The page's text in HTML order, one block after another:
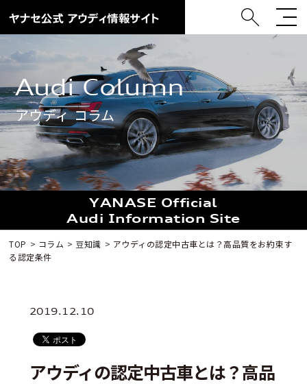
Audi Column
アウディ コラム
YANASE Official
Audi Information Site
TOP コラム 豆知識
アウディの認定中古車とは？高品質をお約束す
る認定条件
2019.12.10
アウディの認定中古車とは？高品